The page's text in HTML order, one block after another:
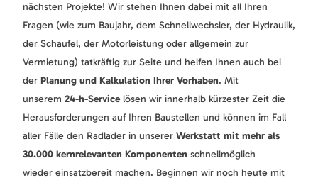
nächsten Projekte! Wir stehen Ihnen dabei mit all Ihren
Fragen (wie zum Baujahr, dem Schnellwechsler, der Hydraulik,
der Schaufel, der Motorleistung oder allgemein zur
Vermietung) tatkräftig zur Seite und helfen Ihnen auch bei
der Planung und Kalkulation Ihrer Vorhaben. Mit
unserem 24-h-Servicelösen wir innerhalb kürzester Zeit die
Herausforderungen auf Ihren Baustellen und können im Fall
aller Fälle den Radlader in unserer Werkstatt mit mehr als
30.000 kernrelevanten Komponenten schnellmöglich
wieder einsatzbereit machen. Beginnen wir noch heute mit